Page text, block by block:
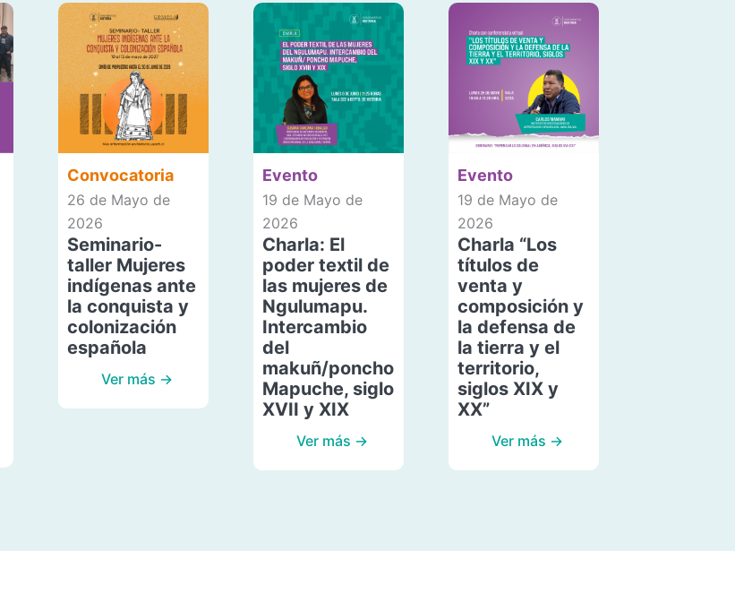
Convocatoria
26 de Mayo de
2026
Seminario-
taller Mujeres
indígenas ante
la conquista y
colonización
española
Ver más →
Evento
19 de Mayo de
2026
Charla: El
poder textil de
las mujeres de
Ngulumapu.
Intercambio
del
makuñ/poncho
Mapuche, siglo
XVII y XIX
Ver más →
Evento
19 de Mayo de
2026
Charla “Los
títulos de
venta y
composición y
la defensa de
la tierra y el
territorio,
siglos XIX y
XX”
Ver más →